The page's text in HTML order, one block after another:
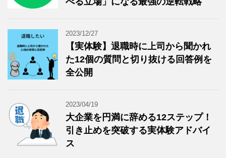
2023/12/27
【実体験】退職時に上司から聞かれ
た12個の質問と切り抜ける回答例を
全公開
2023/04/19
大企業を円満に辞める12ステップ！
引き止めを突破する実体験アドバイ
ス